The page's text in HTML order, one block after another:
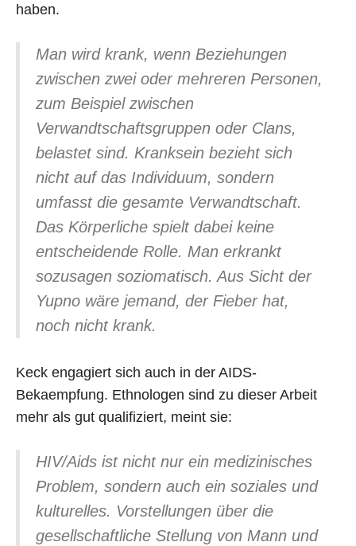
haben.
Man wird krank, wenn Beziehungen
zwischen zwei oder mehreren Personen,
zum Beispiel zwischen
Verwandtschaftsgruppen oder Clans,
belastet sind. Kranksein bezieht sich
nicht auf das Individuum, sondern
umfasst die gesamte Verwandtschaft.
Das Körperliche spielt dabei keine
entscheidende Rolle. Man erkrankt
sozusagen soziomatisch. Aus Sicht der
Yupno wäre jemand, der Fieber hat,
noch nicht krank.
Keck engagiert sich auch in der AIDS-
Bekaempfung. Ethnologen sind zu dieser Arbeit
mehr als gut qualifiziert, meint sie:
HIV/Aids ist nicht nur ein medizinisches
Problem, sondern auch ein soziales und
kulturelles. Vorstellungen über die
gesellschaftliche Stellung von Mann und